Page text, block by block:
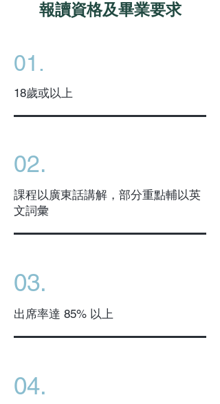
報讀資格及畢業要求
01.
18歲或以上
02.
課程以廣東話講解，部分重點輔以英
文詞彙
03.
出席率達 85% 以上
04.